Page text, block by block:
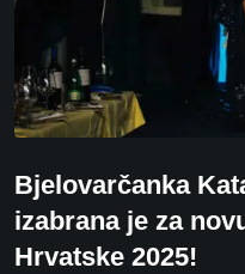
Bjelovarčanka
izabrana je za
Hrvatske 2025!